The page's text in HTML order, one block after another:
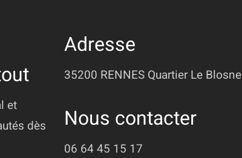
et
dès
Adresse
35200 RENNES Quartier Le Blosne
Nous contacter
06 64 45 15 17